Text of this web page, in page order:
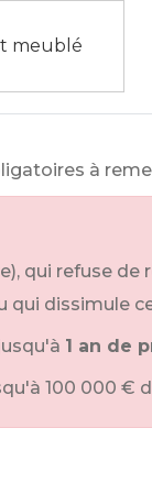
meublé
à
qui refuse
qui dissimule
1 an de
100 000 €